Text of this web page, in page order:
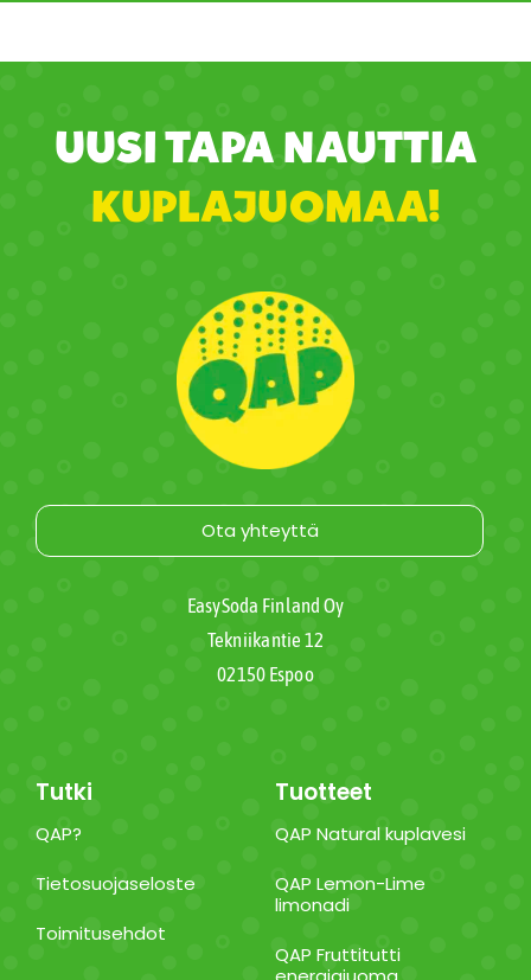
UUSI TAPA NAUTTIA
KUPLAJUOMAA!
Ota yhteyttä
EasySoda Finland Oy
Tekniikantie 12
02150 Espoo
Tutki
QAP?
Tietosuojaseloste
Toimitusehdot
Tuotteet
QAP Natural kuplavesi
QAP Lemon-Lime
limonadi
QAP Fruttitutti